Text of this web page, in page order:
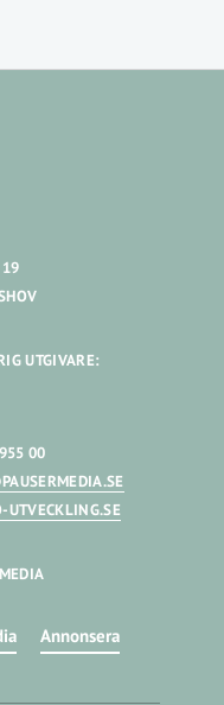
19
UTGIVARE:
00
UTVECKLING.SE
Annonsera